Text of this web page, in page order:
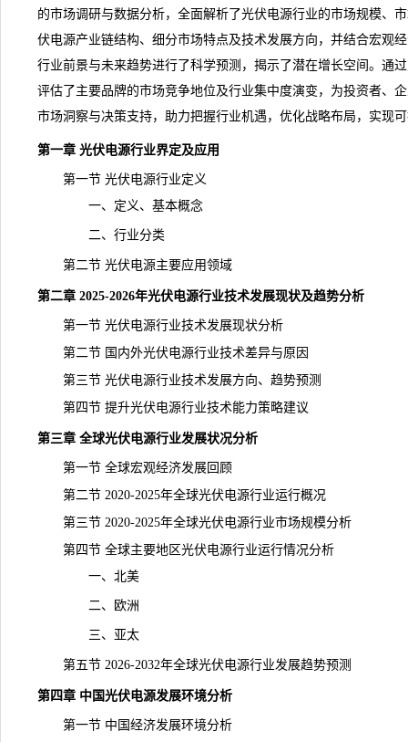
的市场调研与数据分析，全面解析了光伏电源行业的市场规模、
伏电源产业链结构、细分市场特点及技术发展方向，并结合宏观
行业前景与未来趋势进行了科学预测，揭示了潜在增长空间。通
评估了主要品牌的市场竞争地位及行业集中度演变，为投资者、
市场洞察与决策支持，助力把握行业机遇，优化战略布局，实现
第一章 光伏电源行业界定及应用
第一节 光伏电源行业定义
一、定义、基本概念
二、行业分类
第二节 光伏电源主要应用领域
第二章 2025-2026年光伏电源行业技术发展现状及趋势分析
第一节 光伏电源行业技术发展现状分析
第二节 国内外光伏电源行业技术差异与原因
第三节 光伏电源行业技术发展方向、趋势预测
第四节 提升光伏电源行业技术能力策略建议
第三章 全球光伏电源行业发展状况分析
第一节 全球宏观经济发展回顾
第二节 2020-2025年全球光伏电源行业运行概况
第三节 2020-2025年全球光伏电源行业市场规模分析
第四节 全球主要地区光伏电源行业运行情况分析
一、北美
二、欧洲
三、亚太
第五节 2026-2032年全球光伏电源行业发展趋势预测
第四章 中国光伏电源发展环境分析
第一节 中国经济发展环境分析